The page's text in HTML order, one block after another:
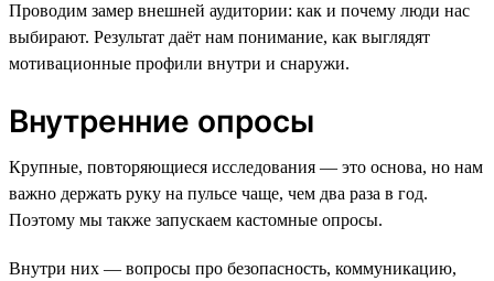
Проводим замер внешней аудитории: как и почему люди нас
выбирают. Результат даёт нам понимание, как выглядят
мотивационные профили внутри и снаружи.
Внутренние опросы
Крупные, повторяющиеся исследования — это основа, но нам
важно держать руку на пульсе чаще, чем два раза в год.
Поэтому мы также запускаем кастомные опросы.
Внутри них — вопросы про безопасность, коммуникацию,